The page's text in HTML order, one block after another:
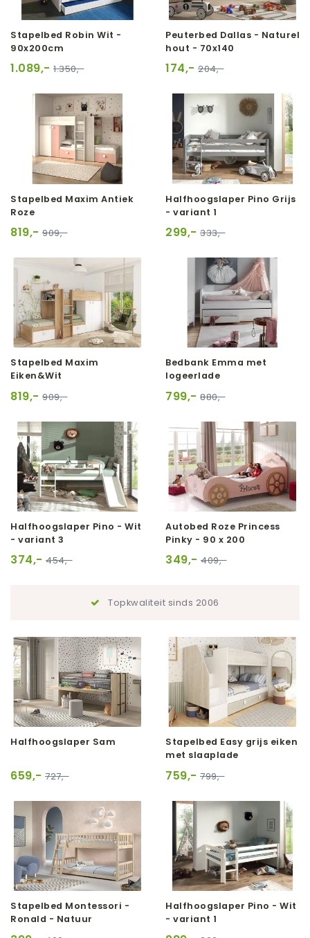
Stapelbed Robin Wit -
90x200cm
1.089,- 1.350,-
Peuterbed Dallas - Naturel
hout - 70x140
174,- 204,-
Stapelbed Maxim Antiek
Roze
819,- 909,-
Halfhoogslaper Pino Grijs
- variant 1
299,- 333,-
Stapelbed Maxim
Eiken&Wit
819,- 909,-
Bedbank Emma met
logeerlade
799,- 880,-
Halfhoogslaper Pino - Wit
- variant 3
374,- 454,-
Autobed Roze Princess
Pinky - 90 x 200
349,- 409,-
Topkwaliteit sinds 2006
Halfhoogslaper Sam
659,- 727,-
Stapelbed Easy grijs eiken
met slaaplade
759,- 799,-
Stapelbed Montessori -
Ronald - Natuur
Halfhoogslaper Pino - Wit
- variant 1